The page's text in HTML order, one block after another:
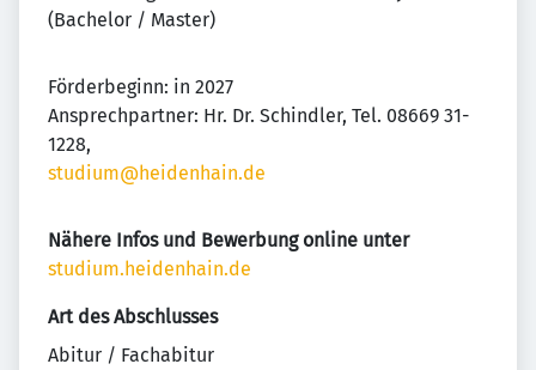
(Bachelor / Master)
Förderbeginn: in 2027
Ansprechpartner: Hr. Dr. Schindler, Tel. 08669 31-
1228,
studium@heidenhain.de
Nähere Infos und Bewerbung online unter
studium.heidenhain.de
Art des Abschlusses
Abitur / Fachabitur